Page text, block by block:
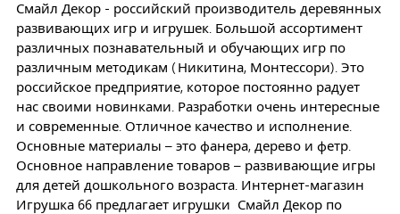
Смайл Декор - российский производитель деревянных
развивающих игр и игрушек. Большой ассортимент
различных познавательный и обучающих игр по
различным методикам (Никитина, Монтессори). Это
российское предприятие, которое постоянно радует
нас своими новинками. Разработки очень интересные
и современные. Отличное качество и исполнение.
Основные материалы – это фанера, дерево и фетр.
Основное направление товаров – развивающие игры
для детей дошкольного возраста. Интернет-магазин
Игрушка 66 предлагает игрушки Смайл Декор по